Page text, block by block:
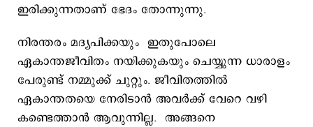
ഇരിക്കുന്നതാണ് ഭേദം തോന്നുന്നു.
നിരന്തരം മദ്യപിക്കയും ഇതുപോലെ
ഏകാന്തജീവിതം നയിക്കുകയും ചെയ്യുന്ന ധാരാളം
പേരുണ്ട് നമ്മുക്ക് ചുറ്റും. ജീവിതത്തിൽ
ഏകാന്തതയെ നേരിടാൻ അവർ‍ക്ക് വേറെ വഴി
കണ്ടെത്താൻ ആവുന്നില്ല. അങ്ങനെ